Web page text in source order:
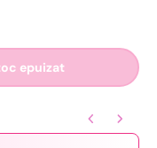
epuizat
through product